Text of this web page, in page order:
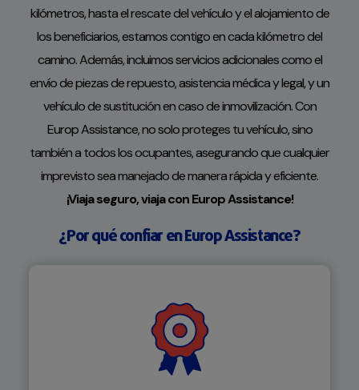
kilómetros, hasta el rescate del vehículo y el alojamiento de
los beneficiarios, estamos contigo en cada kilómetro del
camino. Además, incluimos servicios adicionales como el
envío de piezas de repuesto, asistencia médica y legal, y un
vehículo de sustitución en caso de inmovilización. Con
Europ Assistance, no solo proteges tu vehículo, sino
también a todos los ocupantes, asegurando que cualquier
imprevisto sea manejado de manera rápida y eficiente.
¡Viaja seguro, viaja con Europ Assistance!
¿Por qué confiar en Europ Assistance?